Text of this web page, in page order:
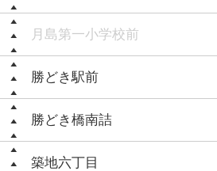
月島第一小学校前
勝どき駅前
勝どき橋南詰
築地六丁目